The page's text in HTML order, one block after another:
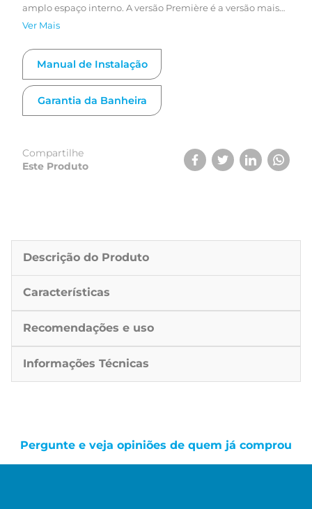
amplo espaço interno. A versão Première é a versão mais
completa e conta com turbojatos e minijatos, filtro e
com painel digital, Airblower e 4 pontos de cromoterapia.
Na opção de acabamento em gel coat, a SPA ainda possui
coloração customizável.
Ver Mais
Manual de Instalação
Garantia da Banheira
Compartilhe
Este Produto
Descrição do Produto
Características
Recomendações e uso
Informações Técnicas
Pergunte e veja opiniões de quem já comprou